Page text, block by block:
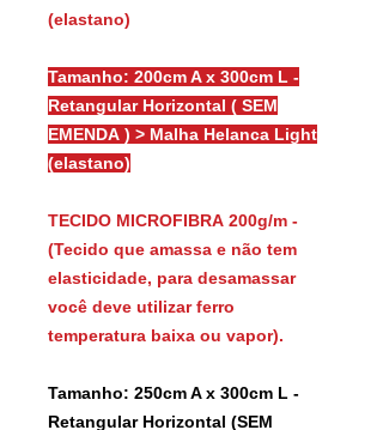
(elastano)
Tamanho: 200cm A x 300cm L -
Retangular Horizontal ( SEM
EMENDA ) > Malha Helanca Light
(elastano)
TECIDO MICROFIBRA 200g/m -
(Tecido que amassa e não tem
elasticidade, para desamassar
você deve utilizar ferro
temperatura baixa ou vapor).
Tamanho: 250cm A x 300cm L -
Retangular Horizontal (SEM